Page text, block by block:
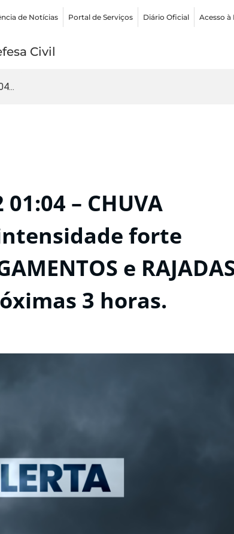
de Notícias Portal de Serviços Diário Oficial Acesso
Civil
– CHUVA
intensidade forte
e
3 horas.